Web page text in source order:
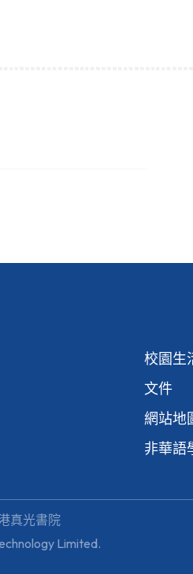
校園生
文件
網站地
非華語
真光書院
Limited.